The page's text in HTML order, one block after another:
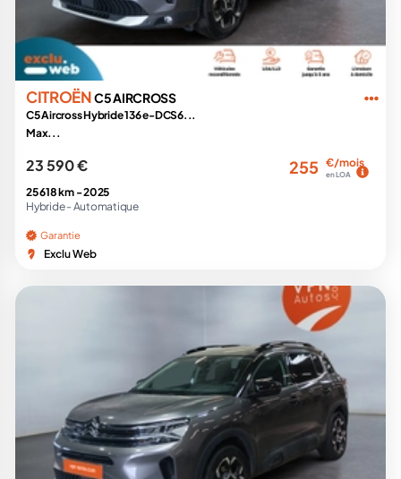
CITROËNC5 AIRCROSS
C5 Aircross Hybride 136 e-DCS6...
Max...
23 590 € 255 €/mois
en LOA
25 618 km -2025
Hybride - Automatique
Garantie
Exclu Web